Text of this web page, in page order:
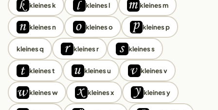
kleines k kleines l kleines m
kleines n kleines o kleines p
kleines q kleines r kleines s
kleines t kleines u kleines v
kleines w kleines x kleines y